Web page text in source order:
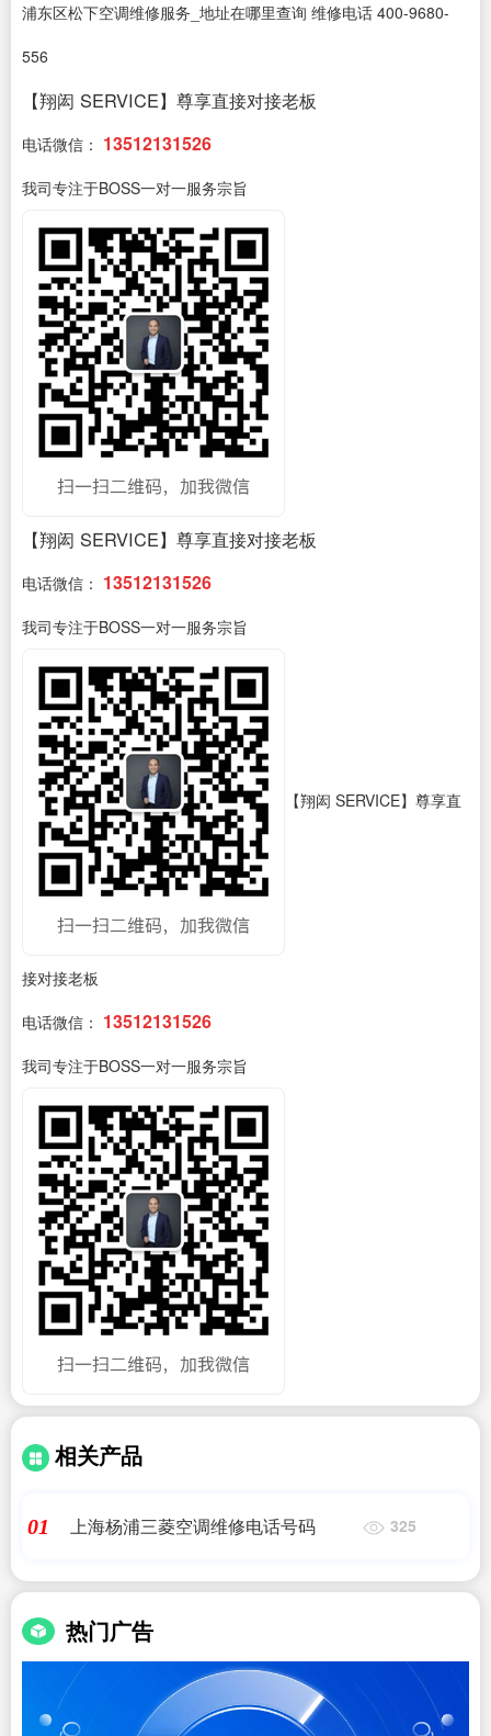
浦东区松下空调维修服务_地址在哪里查询 维修电话 400-9680-
556
【翔闳 SERVICE】尊享直接对接老板
电话微信： 13512131526
我司专注于BOSS一对一服务宗旨
【翔闳 SERVICE】尊享直接对接老板
电话微信： 13512131526
我司专注于BOSS一对一服务宗旨
【翔闳 SERVICE】尊享直
接对接老板
电话微信： 13512131526
我司专注于BOSS一对一服务宗旨
相关产品
01 上海杨浦三菱空调维修电话号码 325
热门广告